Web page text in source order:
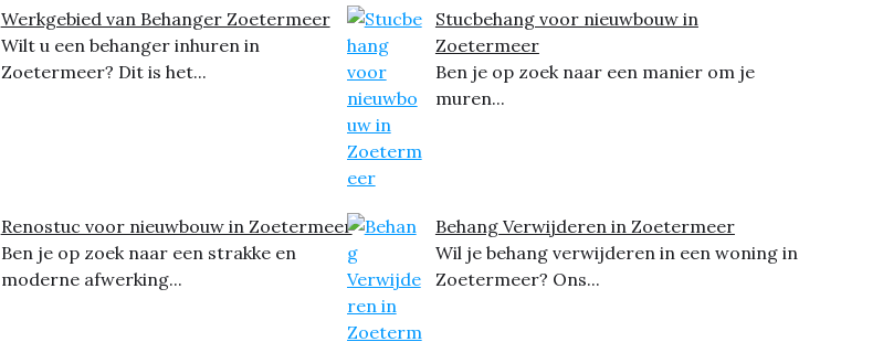
Werkgebied van Behanger Zoetermeer
Wilt u een behanger inhuren in
Zoetermeer? Dit is het...
Renostuc voor nieuwbouw in Zoetermeer
Ben je op zoek naar een strakke en
moderne afwerking...
Stucbehang voor nieuwbouw in
Zoetermeer
Ben je op zoek naar een manier om je
muren...
Behang Verwijderen in Zoetermeer
Wil je behang verwijderen in een woning in
Zoetermeer? Ons...